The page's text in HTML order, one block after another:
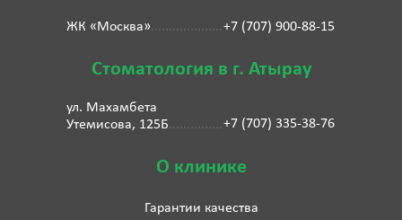
ЖК «Москва» +7 (707) 900-88-15
Стоматология в г. Атырау
ул. Махамбета
Утемисова, 125Б
+7 (707) 335-38-76
О клинике
Гарантии качества